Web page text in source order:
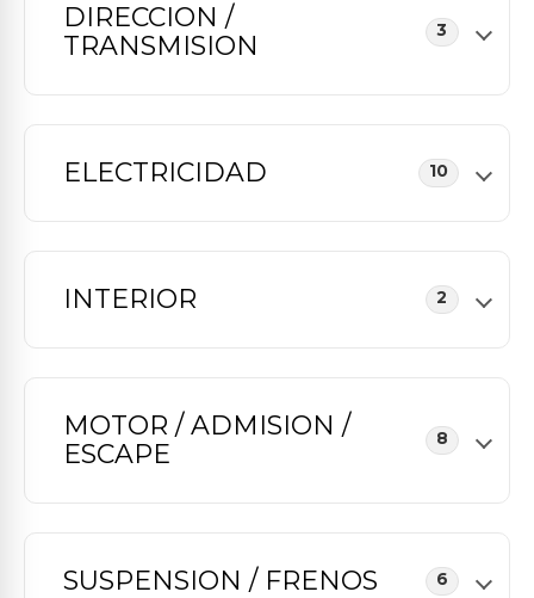
DIRECCION /
TRANSMISION
3
ELECTRICIDAD 10
INTERIOR 2
MOTOR / ADMISION /
ESCAPE
8
SUSPENSION / FRENOS 6